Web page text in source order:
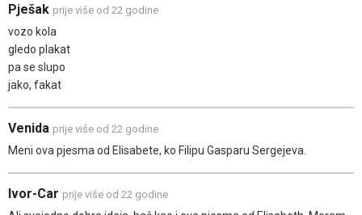
Pješak prije više od 22 godine
vozo kola
gledo plakat
pa se slupo
jako, fakat
Venida prije više od 22 godine
Meni ova pjesma od Elisabete, ko Filipu Gasparu Sergejeva.
Ivor-Car prije više od 22 godine